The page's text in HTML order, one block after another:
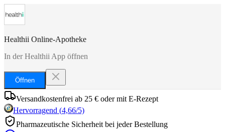
Healthii Online-Apotheke
In der Healthii App öffnen
Öffnen
Versandkostenfrei ab 25 € oder mit E-Rezept
Hervorragend (4,66/5)
Pharmazeutische Sicherheit bei jeder Bestellung